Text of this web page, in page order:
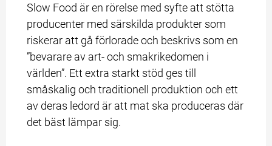
Slow Food är en rörelse med syfte att stötta
producenter med särskilda produkter som
riskerar att gå förlorade och beskrivs som en
”bevarare av art- och smakrikedomen i
världen”. Ett extra starkt stöd ges till
småskalig och traditionell produktion och ett
av deras ledord är att mat ska produceras där
det bäst lämpar sig.